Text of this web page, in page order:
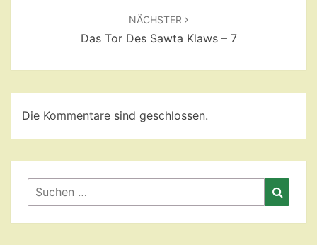
NÄCHSTER
Das Tor Des Sawta Klaws – 7
Die Kommentare sind geschlossen.
Suchen
nach: